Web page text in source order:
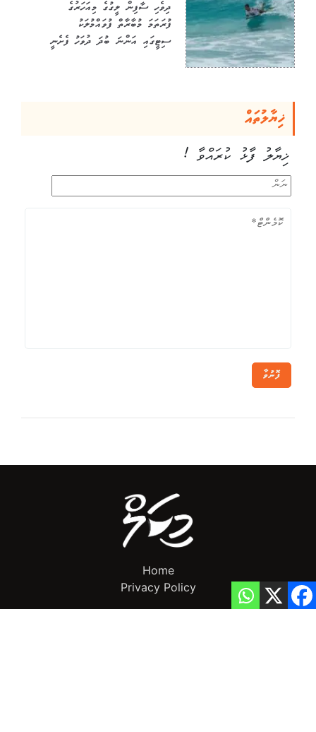
ދިވެހި ސާފިން ލީގުގެ މިއަހަރުގެ
ފުރަތަމަ މުބާރާތް ފުވައްމުލަކު
ސިޓީގައި އަންނަ ބުދަ ދުވަހު ފެށެނީ
ޚިޔާލުތައް
ޚިޔާލު ފާޅު ކުރައްވާ !
ފޮނުވާ
Home
Privacy Policy